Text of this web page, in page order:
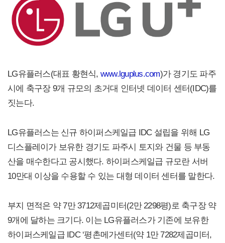
LG유플러스(대표 황현식, www.lguplus.com)가 경기도 파주
시에 축구장 9개 규모의 초거대 인터넷 데이터 센터(IDC)를
짓는다.
LG유플러스는 신규 하이퍼스케일급 IDC 설립을 위해 LG
디스플레이가 보유한 경기도 파주시 토지와 건물 등 부동
산을 매수한다고 공시했다. 하이퍼스케일급 규모란 서버
10만대 이상을 수용할 수 있는 대형 데이터 센터를 말한다.
부지 면적은 약 7만 3712제곱미터(2만 2298평)로 축구장 약
9개에 달하는 크기다. 이는 LG유플러스가 기존에 보유한
하이퍼스케일급 IDC ‘평촌메가센터(약 1만 7282제곱미터,